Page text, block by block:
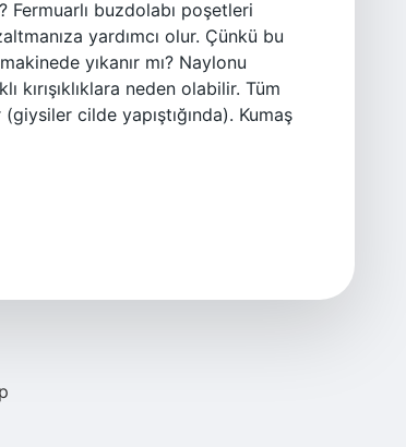
Fermuarlı buzdolabı poşetleri
yardımcı olur. Çünkü bu
yıkanır mı? Naylonu
kırışıklıklara neden olabilir. Tüm
cilde yapıştığında). Kumaş